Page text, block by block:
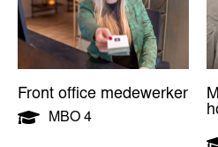
Front office medewerker
MBO 4